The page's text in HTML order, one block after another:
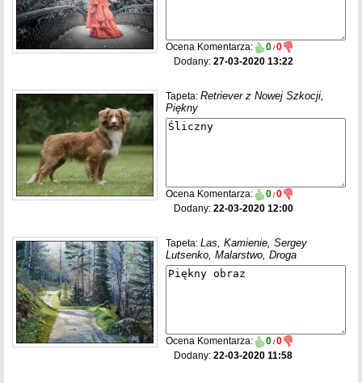
Ocena Komentarza: 0 / 0
Dodany: 27-03-2020 13:22
Tapeta: Retriever z Nowej Szkocji,
Piękny
Ocena Komentarza: 0 / 0
Dodany: 22-03-2020 12:00
Tapeta: Las, Kamienie, Sergey
Lutsenko, Malarstwo, Droga
Ocena Komentarza: 0 / 0
Dodany: 22-03-2020 11:58